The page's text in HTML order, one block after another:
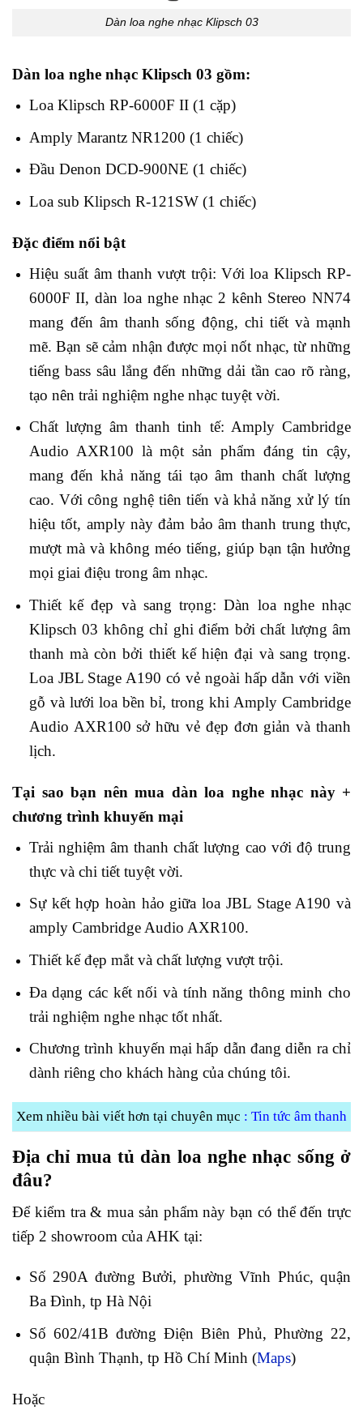
Dàn loa nghe nhạc Klipsch 03
Dàn loa nghe nhạc Klipsch 03 gồm:
Loa Klipsch RP-6000F II (1 cặp)
Amply Marantz NR1200 (1 chiếc)
Đầu Denon DCD-900NE (1 chiếc)
Loa sub Klipsch R-121SW (1 chiếc)
Đặc điểm nổi bật
Hiệu suất âm thanh vượt trội: Với loa Klipsch RP-
6000F II, dàn loa nghe nhạc 2 kênh Stereo NN74
mang đến âm thanh sống động, chi tiết và mạnh
mẽ. Bạn sẽ cảm nhận được mọi nốt nhạc, từ những
tiếng bass sâu lắng đến những dải tần cao rõ ràng,
tạo nên trải nghiệm nghe nhạc tuyệt vời.
Chất lượng âm thanh tinh tế: Amply Cambridge
Audio AXR100 là một sản phẩm đáng tin cậy,
mang đến khả năng tái tạo âm thanh chất lượng
cao. Với công nghệ tiên tiến và khả năng xử lý tín
hiệu tốt, amply này đảm bảo âm thanh trung thực,
mượt mà và không méo tiếng, giúp bạn tận hưởng
mọi giai điệu trong âm nhạc.
Thiết kế đẹp và sang trọng: Dàn loa nghe nhạc
Klipsch 03 không chỉ ghi điểm bởi chất lượng âm
thanh mà còn bởi thiết kế hiện đại và sang trọng.
Loa JBL Stage A190 có vẻ ngoài hấp dẫn với viền
gỗ và lưới loa bền bỉ, trong khi Amply Cambridge
Audio AXR100 sở hữu vẻ đẹp đơn giản và thanh
lịch.
Tại sao bạn nên mua dàn loa nghe nhạc này +
chương trình khuyến mại
Trải nghiệm âm thanh chất lượng cao với độ trung
thực và chi tiết tuyệt vời.
Sự kết hợp hoàn hảo giữa loa JBL Stage A190 và
amply Cambridge Audio AXR100.
Thiết kế đẹp mắt và chất lượng vượt trội.
Đa dạng các kết nối và tính năng thông minh cho
trải nghiệm nghe nhạc tốt nhất.
Chương trình khuyến mại hấp dẫn đang diễn ra chỉ
dành riêng cho khách hàng của chúng tôi.
Xem nhiều bài viết hơn tại chuyên mục : Tin tức âm thanh
Địa chỉ mua tủ dàn loa nghe nhạc sống ở
đâu?
Để kiểm tra & mua sản phẩm này bạn có thể đến trực
tiếp 2 showroom của AHK tại:
Số 290A đường Bưởi, phường Vĩnh Phúc, quận
Ba Đình, tp Hà Nội
Số 602/41B đường Điện Biên Phủ, Phường 22,
quận Bình Thạnh, tp Hồ Chí Minh (Maps)
Hoặc